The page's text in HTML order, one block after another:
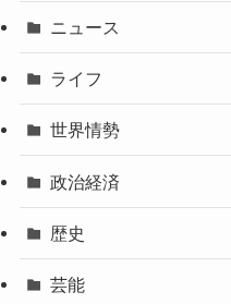
ニュース
ライフ
世界情勢
政治経済
歴史
芸能